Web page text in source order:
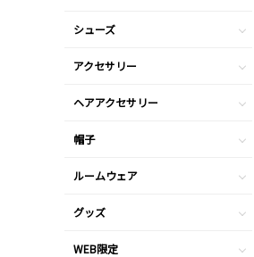
シューズ
アクセサリー
ヘアアクセサリー
帽子
ルームウェア
グッズ
WEB限定